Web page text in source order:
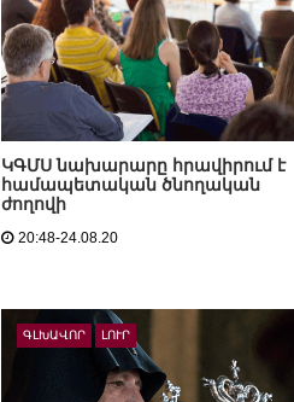
ԿԳՄՍ նախարարը հրավիրում է
համապետական ծնողական
ժողովի
20:48-24.08.20
ԳԼԽԱՎՈՐ ԼՈՒՐ